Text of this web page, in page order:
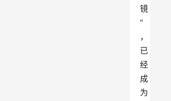
镜
”
，
已
经
成
为